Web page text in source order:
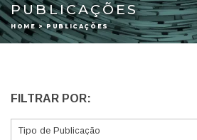
PUBLICAÇÕES
HOME > PUBLICAÇÕES
FILTRAR POR: